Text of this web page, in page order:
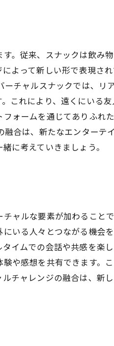
。従来、スナックは飲み
よって新しい形で表現され
チャルスナックでは、リ
これにより、遠くにいる
ォームを通じてありふれ
合は、新たなエンターテ
に考えていきましょう。
ャルな要素が加わること
いる人々とつながる機会
イムでの会話や共感を楽
や感想を共有できます。
チャレンジの融合は、新